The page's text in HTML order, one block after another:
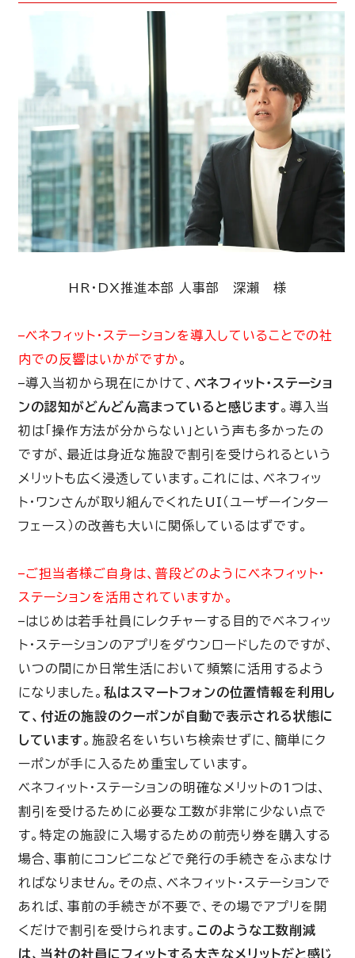
HR・DX推進本部 人事部 深瀨 様
–ベネフィット・ステーションを導入していることでの社
内での反響はいかがですか。
–導入当初から現在にかけて、 ベネフィット・ステーショ
ンの認知がどんどん高まっていると感じます。導入当
初は「操作方法が分からない」という声も多かったの
ですが、最近は身近な施設で割引を受けられるという
メリットも広く浸透しています。これには、ベネフィッ
ト・ワンさんが取り組んでくれたUI（ユーザーインター
フェース）の改善も大いに関係しているはずです。
–ご担当者様ご自身は、普段どのようにベネフィット・
ステーションを活用されていますか。
–はじめは若手社員にレクチャーする目的でベネフィッ
ト・ステーションのアプリをダウンロードしたのですが、
いつの間にか日常生活において頻繁に活用するよう
になりました。私はスマートフォンの位置情報を利用し
て、付近の施設のクーポンが自動で表示される状態に
しています。施設名をいちいち検索せずに、簡単にク
ーポンが手に入るため重宝しています。
ベネフィット・ステーションの明確なメリットの1つは、
割引を受けるために必要な工数が非常に少ない点で
す。特定の施設に入場するための前売り券を購入する
場合、事前にコンビニなどで発行の手続きをふまなけ
ればなりません。その点、ベネフィット・ステーションで
あれば、事前の手続きが不要で、その場でアプリを開
くだけで割引を受けられます。 このような工数削減
は、当社の社員にフィットする大きなメリットだと感じ